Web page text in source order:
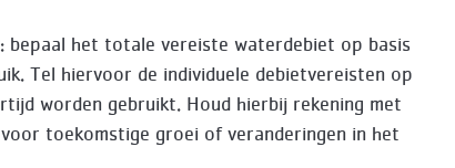
: bepaal het totale vereiste waterdebiet op basis
Tel hiervoor de individuele debietvereisten op
worden gebruikt. Houd hierbij rekening met
toekomstige groei of veranderingen in het